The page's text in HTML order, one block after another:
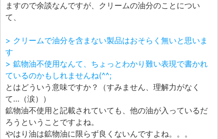
ますので余談なんですが、クリームの油分のことについ
て、
> クリームで油分を含まない製品はおそらく無いと思いま
す
> 鉱物油不使用なんて、ちょっとわかり難い表現で書かれ
ているのかもしれませんね(^^;
とはどういう意味ですか？（すみません、理解力がなく
て…（涙））
鉱物油不使用と記載されていても、他の油が入っているだ
ろうということですよね。
やはり油は鉱物油に限らず良くないんですよね。。。